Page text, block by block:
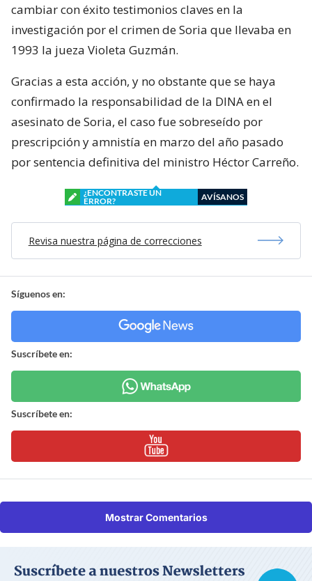
cambiar con éxito testimonios claves en la
investigación por el crimen de Soria que llevaba en
1993 la jueza Violeta Guzmán.
Gracias a esta acción, y no obstante que se haya
confirmado la responsabilidad de la DINA en el
asesinato de Soria, el caso fue sobreseído por
prescripción y amnistía en marzo del año pasado
por sentencia definitiva del ministro Héctor Carreño.
¿ENCONTRASTE UN
ERROR?
AVÍSANOS
Revisa nuestra página de correcciones
Síguenos en:
Suscríbete en:
Suscríbete en:
Mostrar Comentarios